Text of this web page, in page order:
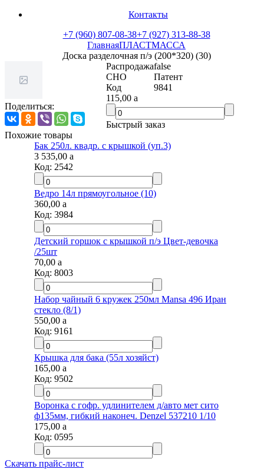
Контакты
+7 (960) 807-08-38+7 (927) 313-88-38
ГлавнаяПЛАСТМАССА
Доска разделочная п/э (200*320) (30)
Поделиться:
Распродажаfalse
СНО
Патент
Код
9841
115,00a
Быстрый заказ
Похожие товары
Бак 250л. квадр. с крышкой (уп.3)
3 535,00a
Код:2542
Ведро 14л прямоугольное (10)
360,00a
Код:3984
Детский горшок с крышкой п/э Цвет-девочка
/25шт
70,00a
Код:8003
Набор чайный 6 кружек 250мл Mansa 496 Иран
стекло (8/1)
550,00a
Код:9161
Крышка для бака (55л хозяйст)
165,00a
Код:9502
Воронка с гофр. удлинителем д/авто мет сито
ф135мм, гибкий наконеч. Denzel 537210 1/10
175,00a
Код:0595
Скачать прайс-лист